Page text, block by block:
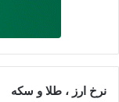
نرخ ارز ، طلا و سکه